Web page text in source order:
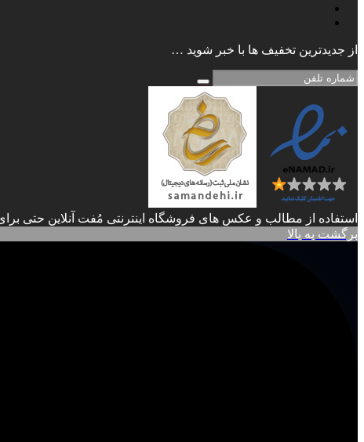
از جدیدترین تخفیف ها با خبر شوید …
استفاده از مطالب و عکس های فروشگاه اینترنتی مُفت آنلاین حتی
برگشت به بالا